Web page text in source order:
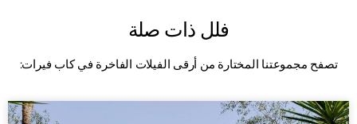
فلل ذات صلة
تصفح مجموعتنا المختارة من أرقى الفيلات الفاخرة في كاب فيرات: